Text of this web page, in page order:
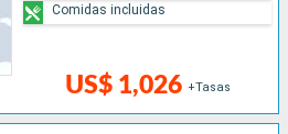
US$ 1,026 +Tasas
Comidas incluidas